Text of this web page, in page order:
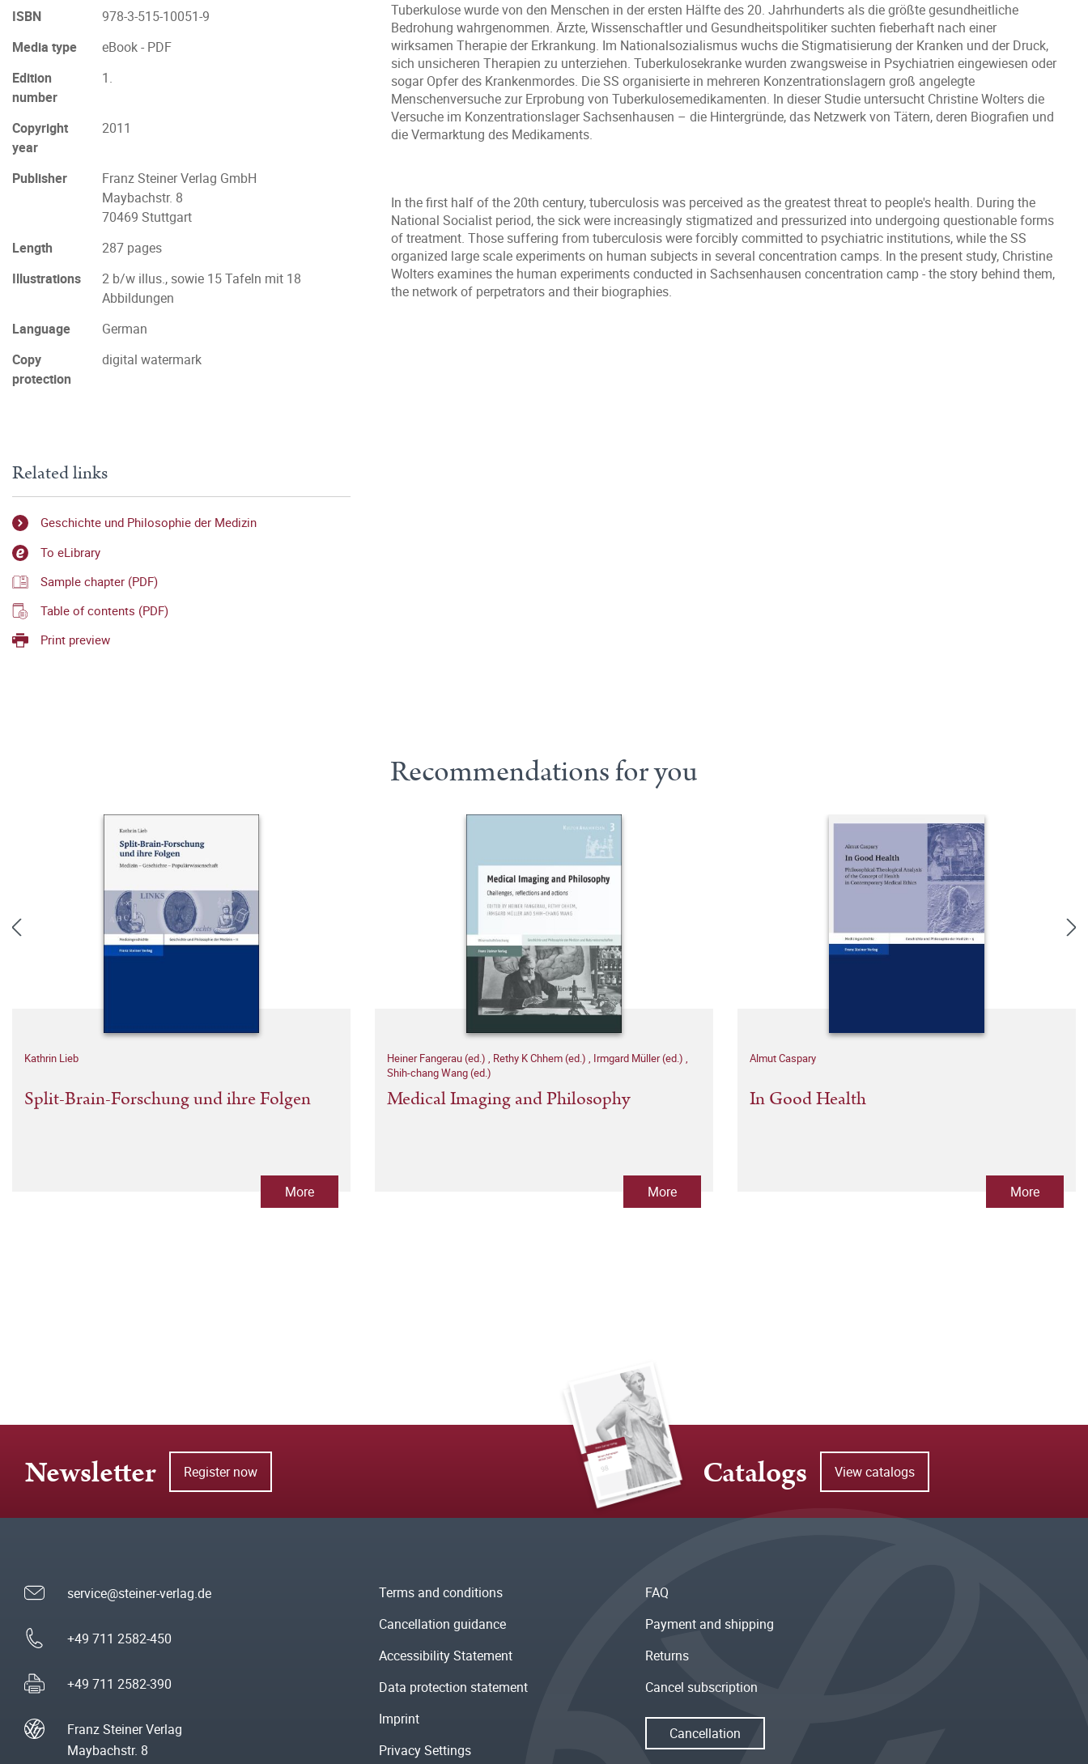
Tuberkulose wurde von den Menschen in der ersten Hälfte des 20. Jahrhunderts als die größte gesundheitliche
Bedrohung wahrgenommen. Ärzte, Wissenschaftler und Gesundheitspolitiker suchten fieberhaft nach einer
wirksamen Therapie der Erkrankung. Im Nationalsozialismus wuchs die Stigmatisierung der Kranken und der Druck,
sich unsicheren Therapien zu unterziehen. Tuberkulosekranke wurden zwangsweise in Psychiatrien eingewiesen oder
sogar Opfer des Krankenmordes. Die SS organisierte in mehreren Konzentrationslagern groß angelegte
Menschenversuche zur Erprobung von Tuberkulosemedikamenten. In dieser Studie untersucht Christine Wolters die
Versuche im Konzentrationslager Sachsenhausen – die Hintergründe, das Netzwerk von Tätern, deren Biografien und
die Vermarktung des Medikaments.
In the first half of the 20th century, tuberculosis was perceived as the greatest threat to people's health. During the
National Socialist period, the sick were increasingly stigmatized and pressurized into undergoing questionable forms
of treatment. Those suffering from tuberculosis were forcibly committed to psychiatric institutions, while the SS
organized large scale experiments on human subjects in several concentration camps. In the present study, Christine
Wolters examines the human experiments conducted in Sachsenhausen concentration camp - the story behind them,
the network of perpetrators and their biographies.
ISBN
978-3-515-10051-9
Media type
eBook - PDF
Edition
number
1.
Copyright
year
2011
Publisher
Franz Steiner Verlag GmbH
Maybachstr. 8
70469 Stuttgart
Length
287 pages
Illustrations
2 b/w illus., sowie 15 Tafeln mit 18
Abbildungen
Language
German
Copy
protection
digital watermark
Related links
Geschichte und Philosophie der Medizin
To eLibrary
Sample chapter (PDF)
Table of contents (PDF)
Print preview
Recommendations for you
Kathrin Lieb
Split-Brain-Forschung und ihre Folgen
More
Heiner Fangerau (ed.) , Rethy K Chhem (ed.) , Irmgard Müller (ed.) ,
Shih-chang Wang (ed.)
Medical Imaging and Philosophy
More
Almut Caspary
In Good Health
More
Newsletter Register now Catalogs View catalogs
service@steiner-verlag.de
+49 711 2582-450
+49 711 2582-390
Franz Steiner Verlag
Maybachstr. 8
Terms and conditions
Cancellation guidance
Accessibility Statement
Data protection statement
Imprint
Privacy Settings
FAQ
Payment and shipping
Returns
Cancel subscription
Cancellation